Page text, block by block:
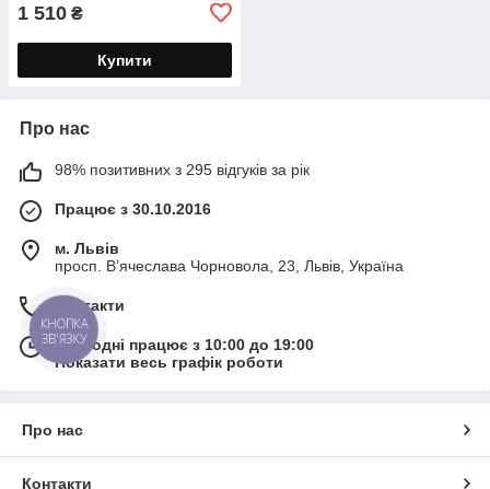
1 510 ₴
Купити
Про нас
98% позитивних з 295 відгуків за рік
Працює з 30.10.2016
м. Львів
просп. В’ячеслава Чорновола, 23, Львів, Україна
Контакти
Сьогодні працює з 10:00 до 19:00
Показати весь графік роботи
Про нас
Контакти
КНОПКА
ЗВ'ЯЗКУ